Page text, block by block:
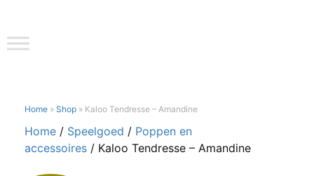
Home » Shop » Kaloo Tendresse – Amandine
Home / Speelgoed / Poppen en
accessoires / Kaloo Tendresse – Amandine